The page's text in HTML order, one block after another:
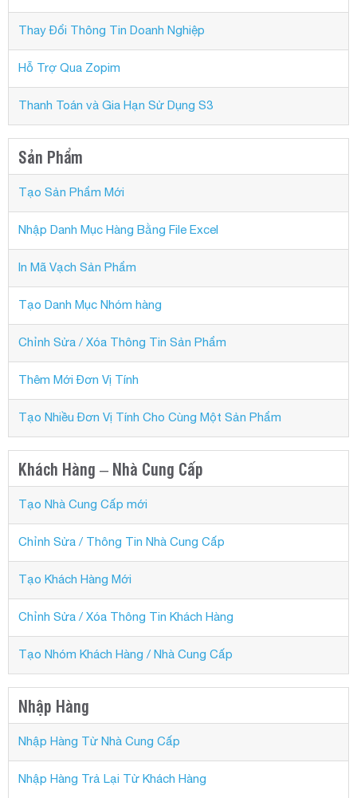
Thay Đổi Thông Tin Doanh Nghiệp
Hỗ Trợ Qua Zopim
Thanh Toán và Gia Hạn Sử Dụng S3
Sản Phẩm
Tạo Sản Phẩm Mới
Nhập Danh Mục Hàng Bằng File Excel
In Mã Vạch Sản Phẩm
Tạo Danh Mục Nhóm hàng
Chỉnh Sửa / Xóa Thông Tin Sản Phẩm
Thêm Mới Đơn Vị Tính
Tạo Nhiều Đơn Vị Tính Cho Cùng Một Sản Phẩm
Khách Hàng – Nhà Cung Cấp
Tạo Nhà Cung Cấp mới
Chỉnh Sửa / Thông Tin Nhà Cung Cấp
Tạo Khách Hàng Mới
Chỉnh Sửa / Xóa Thông Tin Khách Hàng
Tạo Nhóm Khách Hàng / Nhà Cung Cấp
Nhập Hàng
Nhập Hàng Từ Nhà Cung Cấp
Nhập Hàng Trả Lại Từ Khách Hàng